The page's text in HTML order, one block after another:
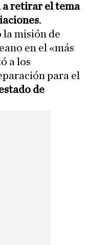
a retirar el tema
.
la misión de
en el «más
a los
para el
de